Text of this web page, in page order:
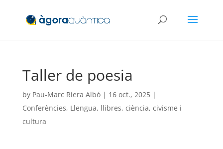
Taller de poesia
by Pau-Marc Riera Albó| 16 oct., 2025|
Conferències, Llengua, llibres, ciència, civisme i
cultura